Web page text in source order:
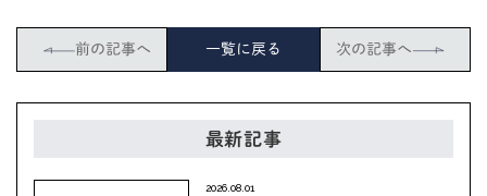
前の記事へ 一覧に戻る 次の記事へ
最新記事
2026.08.01